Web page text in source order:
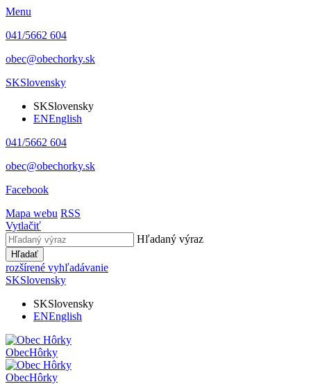
Menu
041/5662 604
obec@obechorky.sk
SKSlovensky
SKSlovensky
ENEnglish
041/5662 604
obec@obechorky.sk
Facebook
Mapa webu RSS
Vytlačiť
Hľadaný výraz
Hľadať
rozšírené vyhľadávanie
SKSlovensky
SKSlovensky
ENEnglish
ObecHôrky
ObecHôrky